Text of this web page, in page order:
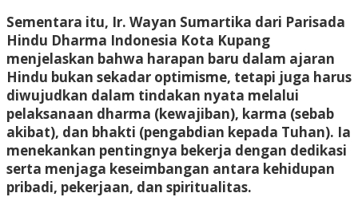
Sementara itu, Ir. Wayan Sumartika dari Parisada
Hindu Dharma Indonesia Kota Kupang
menjelaskan bahwa harapan baru dalam ajaran
Hindu bukan sekadar optimisme, tetapi juga harus
diwujudkan dalam tindakan nyata melalui
pelaksanaan dharma (kewajiban), karma (sebab
akibat), dan bhakti (pengabdian kepada Tuhan). Ia
menekankan pentingnya bekerja dengan dedikasi
serta menjaga keseimbangan antara kehidupan
pribadi, pekerjaan, dan spiritualitas.